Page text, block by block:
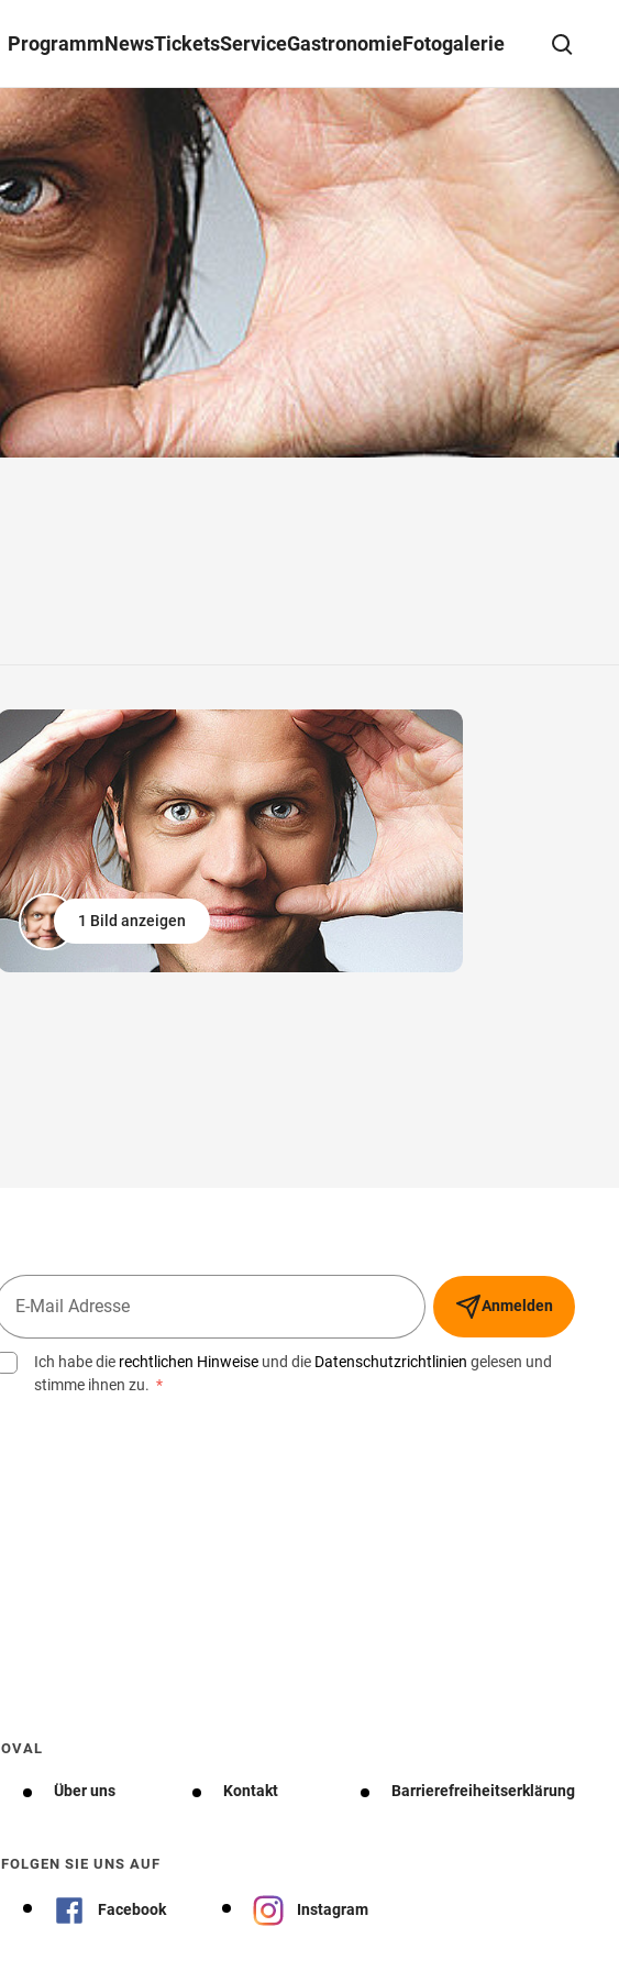
ProgrammNewsTicketsServiceGastronomieFotogalerie
Suche schließen
Wegbeschreibung erhalten
1 Bild anzeigen
Anmelden
Ich habe die rechtlichen Hinweise und die Datenschutzrichtlinien gelesen und
stimme ihnen zu. *
OVAL
Über uns Kontakt Barrierefreiheitserklärung
FOLGEN SIE UNS AUF
Facebook Instagram